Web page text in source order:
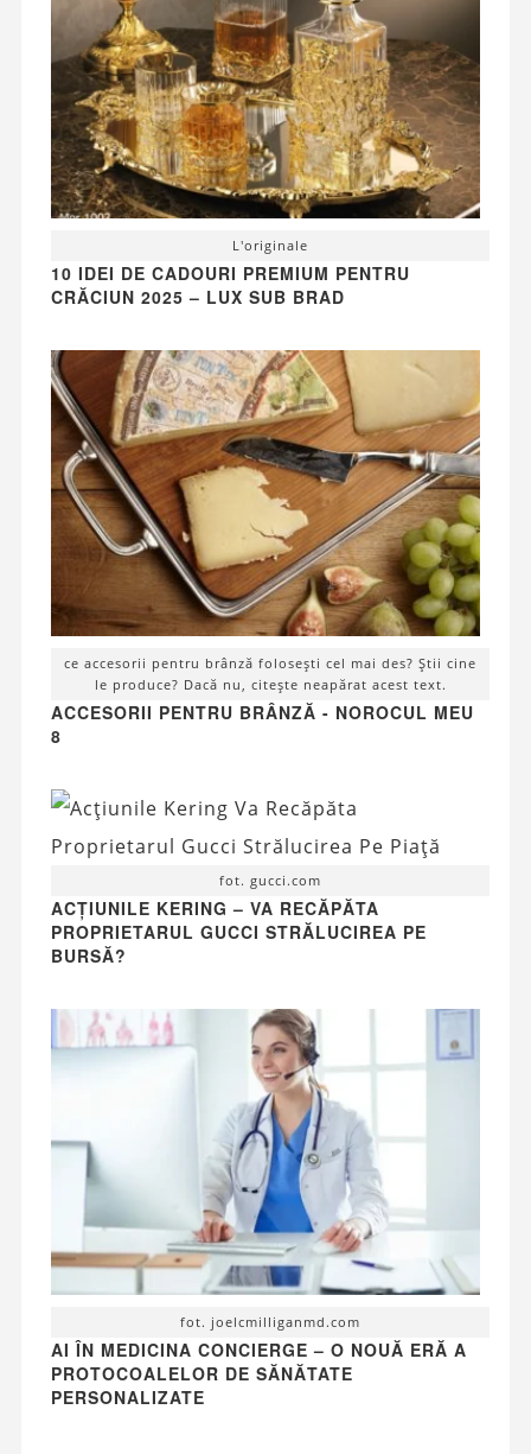
L'originale
10 IDEI DE CADOURI PREMIUM PENTRU
CRĂCIUN 2025 – LUX SUB BRAD
ce accesorii pentru brânză folosești cel mai des? Știi cine
le produce? Dacă nu, citește neapărat acest text.
ACCESORII PENTRU BRÂNZĂ - NOROCUL MEU
8
fot. gucci.com
ACȚIUNILE KERING – VA RECĂPĂTA
PROPRIETARUL GUCCI STRĂLUCIREA PE
BURSĂ?
fot. joelcmilliganmd.com
AI ÎN MEDICINA CONCIERGE – O NOUĂ ERĂ A
PROTOCOALELOR DE SĂNĂTATE
PERSONALIZATE